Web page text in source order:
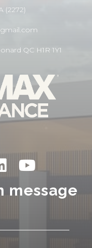
(2272)
QC H1R 1Y1
message